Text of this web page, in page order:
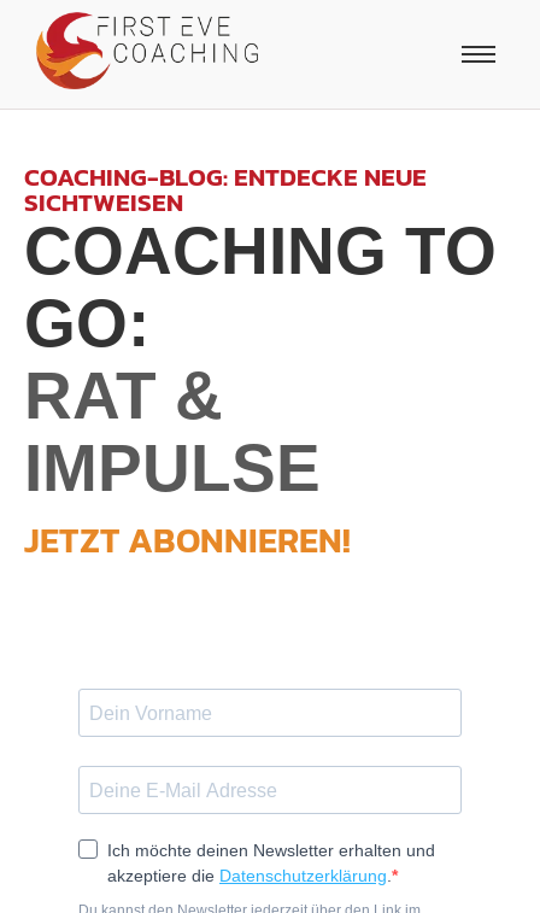
COACHING-BLOG: ENTDECKE NEUE
SICHTWEISEN
COACHING TO
GO:
RAT &
IMPULSE
JETZT ABONNIEREN!